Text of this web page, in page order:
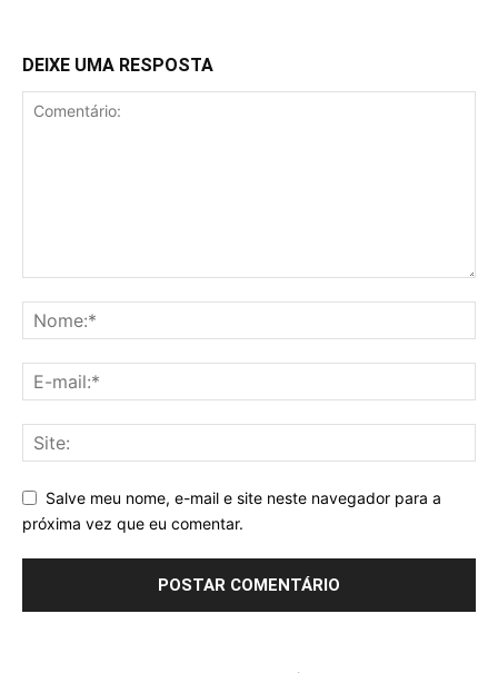
DEIXE UMA RESPOSTA
Salve meu nome, e-mail e site neste navegador para a
próxima vez que eu comentar.